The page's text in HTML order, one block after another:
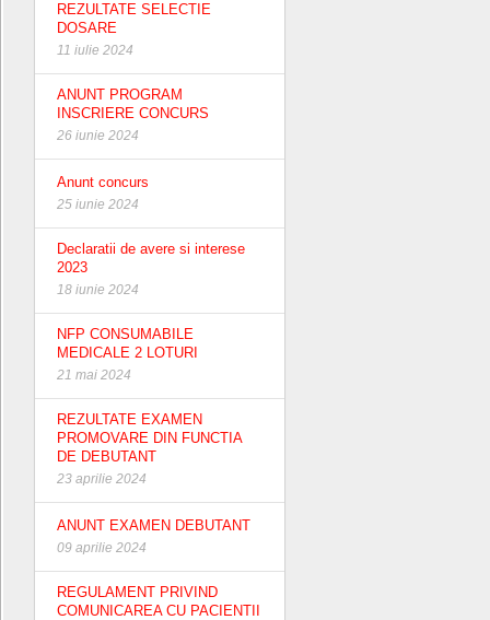
REZULTATE SELECTIE
DOSARE
11 iulie 2024
ANUNT PROGRAM
INSCRIERE CONCURS
26 iunie 2024
Anunt concurs
25 iunie 2024
Declaratii de avere si interese
2023
18 iunie 2024
NFP CONSUMABILE
MEDICALE 2 LOTURI
21 mai 2024
REZULTATE EXAMEN
PROMOVARE DIN FUNCTIA
DE DEBUTANT
23 aprilie 2024
ANUNT EXAMEN DEBUTANT
09 aprilie 2024
REGULAMENT PRIVIND
COMUNICAREA CU PACIENTII